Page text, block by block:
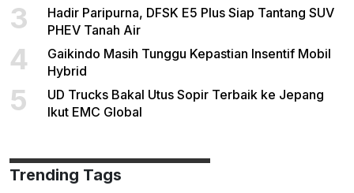
3
Hadir Paripurna, DFSK E5 Plus Siap Tantang SUV
PHEV Tanah Air
4
Gaikindo Masih Tunggu Kepastian Insentif Mobil
Hybrid
5
UD Trucks Bakal Utus Sopir Terbaik ke Jepang
Ikut EMC Global
Trending Tags